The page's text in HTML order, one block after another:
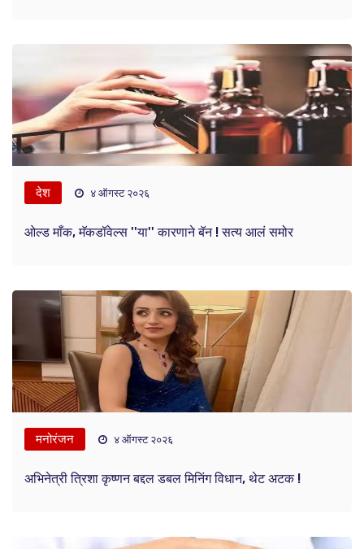
देश ४ ऑगस्ट २०२६
ओल्ड माँक, मॅकडॉवेल्स ''या'' कारणाने बॅन ! सत्य आलं समोर
मनोरंजन ४ ऑगस्ट २०२६
अभिनेत्री त्रिशा कृष्णन बद्दल डबल मिनिंग विधान, थेट अटक !